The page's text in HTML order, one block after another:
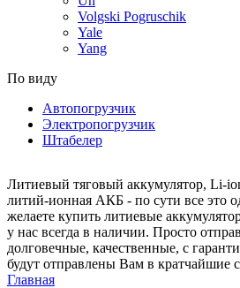
Volgski Pogruschik
Yale
Yang
По виду
Автопогрузчик
Электропогрузчик
Штабелер
Литиевый тяговый аккумулятор, Li-
литий-ионная АКБ - по сути все это
желаете купить литиевые
у нас всегда в наличии. Просто
долговечные, качественные, с
будут отправлены Вам в кратчайшие
Главная